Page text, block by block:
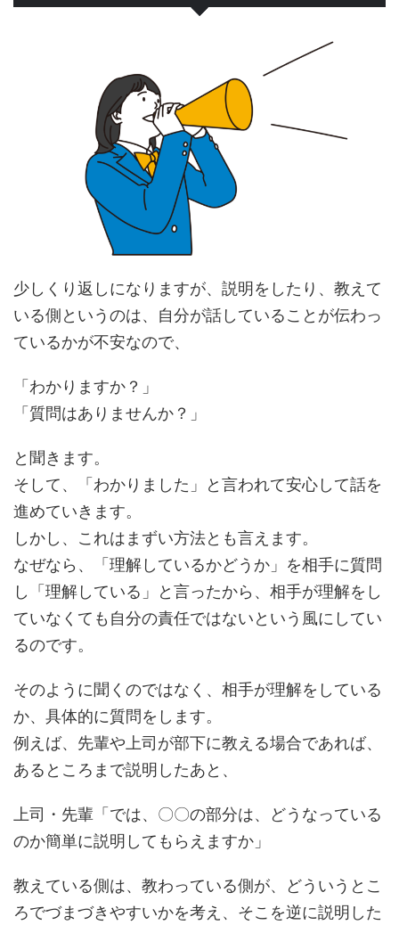
少しくり返しになりますが、説明をしたり、教えて
いる側というのは、自分が話していることが伝わっ
ているかが不安なので、
「わかりますか？」
「質問はありませんか？」
と聞きます。
そして、「わかりました」と言われて安心して話を
進めていきます。
しかし、これはまずい方法とも言えます。
なぜなら、「理解しているかどうか」を相手に質問
し「理解している」と言ったから、相手が理解をし
ていなくても自分の責任ではないという風にしてい
るのです。
そのように聞くのではなく、相手が理解をしている
か、具体的に質問をします。
例えば、先輩や上司が部下に教える場合であれば、
あるところまで説明したあと、
上司・先輩「では、〇〇の部分は、どうなっている
のか簡単に説明してもらえますか」
教えている側は、教わっている側が、どういうとこ
ろでづまづきやすいかを考え、そこを逆に説明した